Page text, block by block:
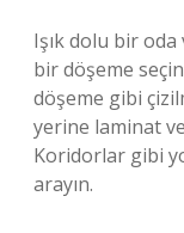
Işık dolu bir oda
bir döşeme
döşeme gibi
yerine laminat
Koridorlar gibi
arayın.